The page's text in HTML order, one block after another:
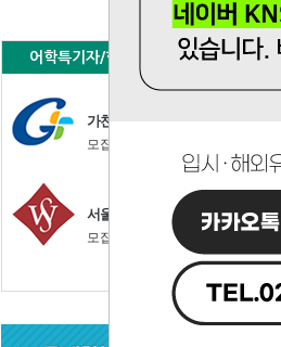
어학특기자/학종 재외국민 특별